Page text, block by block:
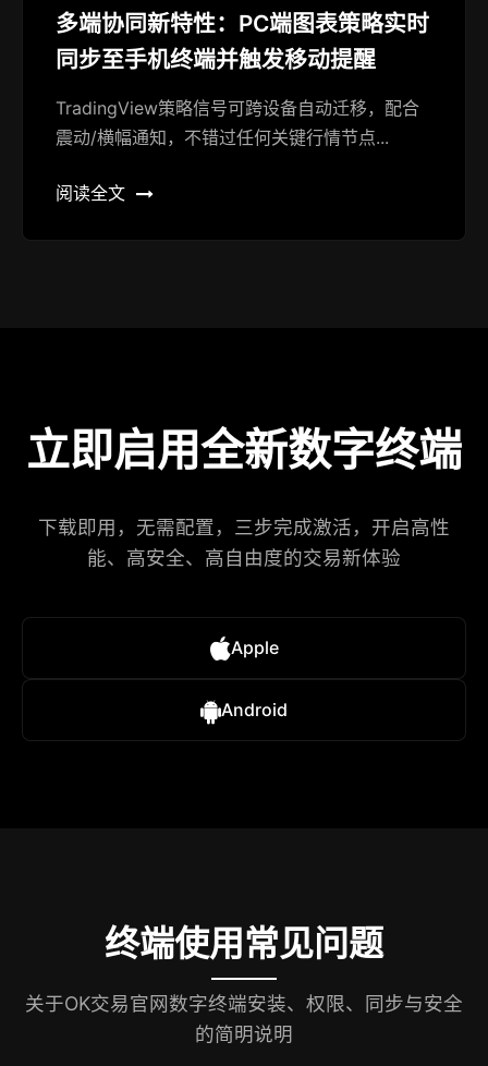
多端协同新特性：PC端图表策略实时
同步至手机终端并触发移动提醒
TradingView策略信号可跨设备自动迁移，配合
震动/横幅通知，不错过任何关键行情节点...
阅读全文
立即启用全新数字终端
下载即用，无需配置，三步完成激活，开启高性
能、高安全、高自由度的交易新体验
Apple
Android
终端使用常见问题
关于OK交易官网数字终端安装、权限、同步与安全
的简明说明